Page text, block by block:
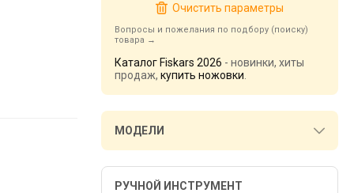
Очистить параметры
Вопросы и пожелания по подбору (поиску)
товара
Каталог Fiskars 2026 - новинки, хиты
продаж, купить ножовки
МОДЕЛИ
РУЧНОЙ ИНСТРУМЕНТ